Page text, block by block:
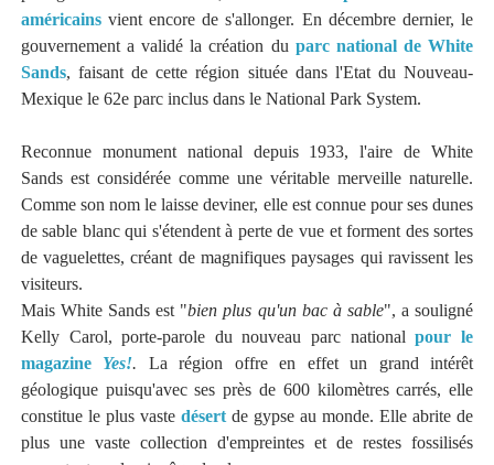
américainsvient encore de s'allonger. En décembre dernier, le
gouvernement a validé la création du parc national de White
Sands, faisant de cette région située dans l'Etat du Nouveau-
Mexique le 62e parc inclus dans le National Park System.
Reconnue monument national depuis 1933, l'aire de White
Sands est considérée comme une véritable merveille naturelle.
Comme son nom le laisse deviner, elle est connue pour ses dunes
de sable blanc qui s'étendent à perte de vue et forment des sortes
de vaguelettes, créant de magnifiques paysages qui ravissent les
visiteurs.
Mais White Sands est "bien plus qu'un bac à sable", a souligné
Kelly Carol, porte-parole du nouveau parc nationalpour le
magazine Yes!. La région offre en effet un grand intérêt
géologique puisqu'avec ses près de 600 kilomètres carrés, elle
constitue le plus vaste désertde gypse au monde. Elle abrite de
plus une vaste collection d'empreintes et de restes fossilisés